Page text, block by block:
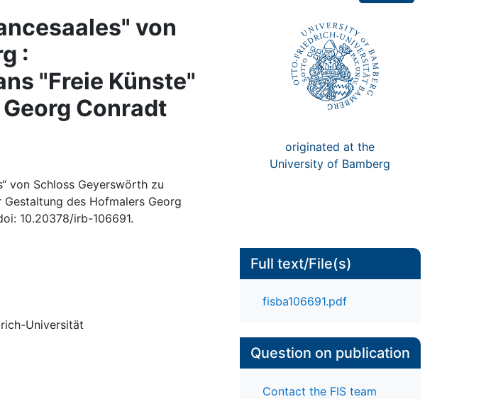
von
:
"Freie Künste"
Conradt
von Schloss Geyerswörth zu
Gestaltung des Hofmalers Georg
10.20378/irb-106691.
originated at the
University of Bamberg
Universität
Full text/File(s)
fisba106691.pdf
Question on publication
Contact the FIS team